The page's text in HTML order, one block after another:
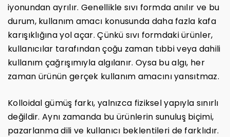
iyonundan ayrılır. Genellikle sıvı formda anılır ve bu
durum, kullanım amacı konusunda daha fazla kafa
karışıklığına yol açar. Çünkü sıvı formdaki ürünler,
kullanıcılar tarafından çoğu zaman tıbbi veya dahili
kullanım çağrışımıyla algılanır. Oysa bu algı, her
zaman ürünün gerçek kullanım amacını yansıtmaz.
Kolloidal gümüş farkı, yalnızca fiziksel yapıyla sınırlı
değildir. Aynı zamanda bu ürünlerin sunuluş biçimi,
pazarlanma dili ve kullanıcı beklentileri de farklıdır.